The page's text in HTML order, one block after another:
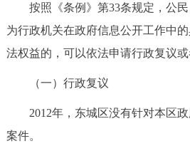
按照《条例》第33条规定，公民
为行政机关在政府信息公开工作中
法权益的，可以依法申请行政复议或
（一）行政复议
2012年，东城区没有针对本区政
案件。